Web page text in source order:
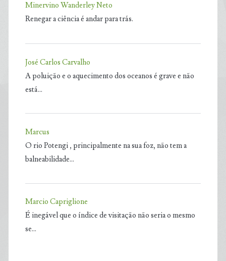
Minervino Wanderley Neto
Renegar a ciência é andar para trás.
José Carlos Carvalho
A poluição e o aquecimento dos oceanos é grave e não
está…
Marcus
O rio Potengi , principalmente na sua foz, não tem a
balneabilidade…
Marcio Capriglione
É inegável que o índice de visitação não seria o mesmo
se…